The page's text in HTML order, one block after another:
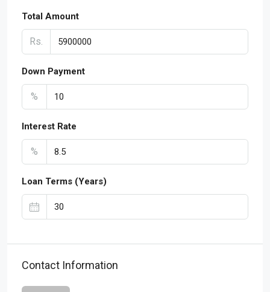
Total Amount
Rs.
Down Payment
%
Interest Rate
%
Loan Terms (Years)
Contact Information